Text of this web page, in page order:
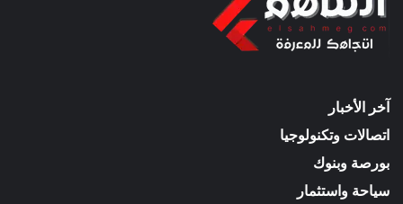
آخر الأخبار
اتصالات وتكنولوجيا
بورصة وبنوك
سياحة واستثمار